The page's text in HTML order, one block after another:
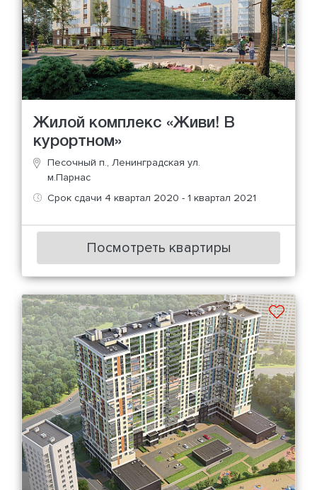
Жилой комплекс «Живи! В
курортном»
Песочный п., Ленинградская ул.
м.Парнас
Срок сдачи 4 квартал 2020 - 1 квартал 2021
Посмотреть квартиры